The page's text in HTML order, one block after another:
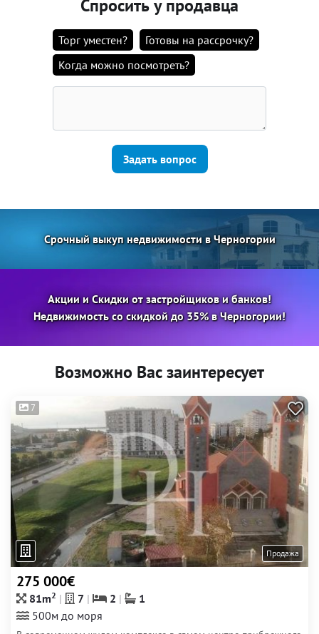
Спросить у продавца
Торг уместен?
Готовы на рассрочку?
Когда можно посмотреть?
Задать вопрос
Срочный выкуп недвижимости в Черногории
Акции и Скидки от застройщиков и банков!
Недвижимость со скидкой до 35% в Черногории!
Возможно Вас заинтересует
7
Продажа
275 000€
81m2 7 2
1
500м до моря